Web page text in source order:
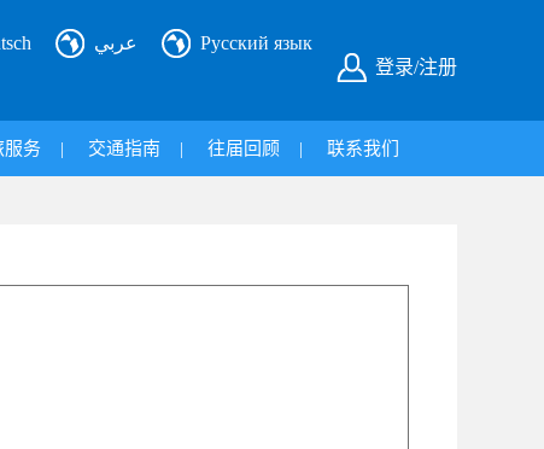
登录/注册
عربي Русский язык
服务 | 交通指南 | 往届回顾 | 联系我们